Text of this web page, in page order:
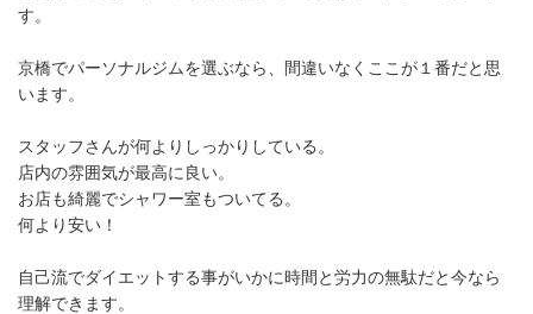
す。
京橋でパーソナルジムを選ぶなら、間違いなくここが１番だと思
います。
スタッフさんが何よりしっかりしている。
店内の雰囲気が最高に良い。
お店も綺麗でシャワー室もついてる。
何より安い！
自己流でダイエットする事がいかに時間と労力の無駄だと今なら
理解できます。